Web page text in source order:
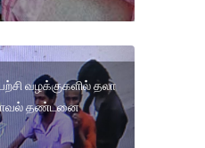
வழக்குகளில் தலா
தண்டனை